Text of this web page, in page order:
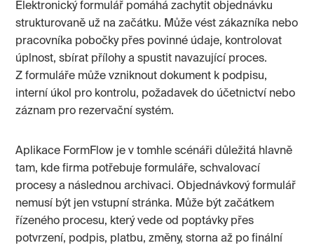
Elektronický formulář pomáhá zachytit objednávku
strukturovaně už na začátku. Může vést zákazníka nebo
pracovníka pobočky přes povinné údaje, kontrolovat
úplnost, sbírat přílohy a spustit navazující proces.
Z formuláře může vzniknout dokument k podpisu,
interní úkol pro kontrolu, požadavek do účetnictví nebo
záznam pro rezervační systém.
Aplikace FormFlow je v tomhle scénáři důležitá hlavně
tam, kde firma potřebuje formuláře, schvalovací
procesy a následnou archivaci. Objednávkový formulář
nemusí být jen vstupní stránka. Může být začátkem
řízeného procesu, který vede od poptávky přes
potvrzení, podpis, platbu, změny, storna až po finální